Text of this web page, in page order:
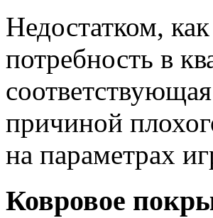
Недостатком,
потребность в
причиной
на параметрах
Ковровое